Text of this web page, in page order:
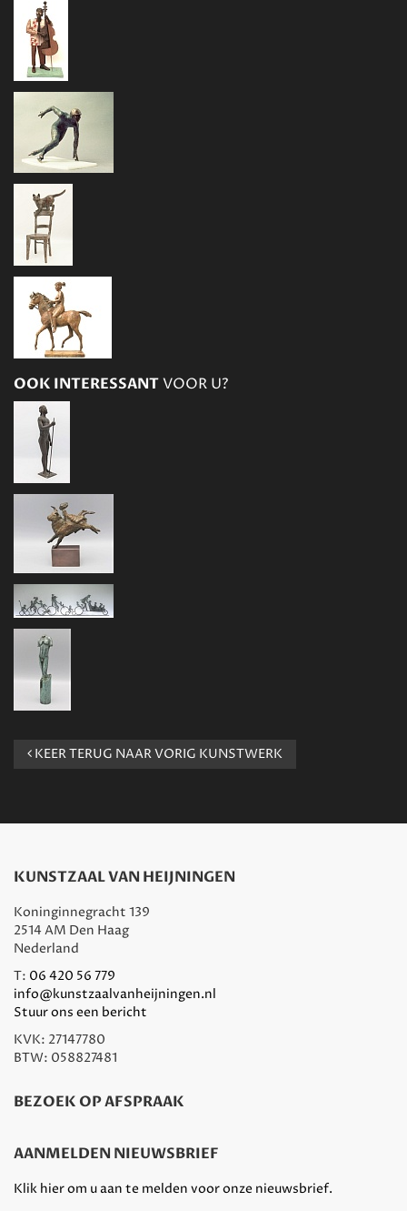
OOK INTERESSANTVOOR U?
KEER TERUG NAAR VORIG KUNSTWERK
KUNSTZAAL VAN HEIJNINGEN
Koninginnegracht 139
2514 AM Den Haag
Nederland
T: 06 420 56 779
info@kunstzaalvanheijningen.nl
Stuur ons een bericht
KVK: 27147780
BTW: 058827481
BEZOEK OP AFSPRAAK
AANMELDEN NIEUWSBRIEF
Klik hier om u aan te melden voor onze nieuwsbrief.